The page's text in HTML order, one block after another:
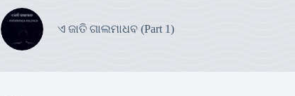
ଏ ଜାତି ଗାଲମାଧବ (Part 1)